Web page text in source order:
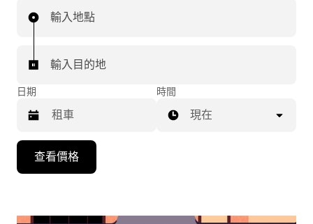
輸入地點
輸入目的地
日期
向
頭
時間
現在
查看價格